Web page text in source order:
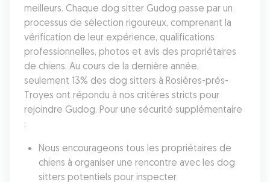
meilleurs. Chaque dog sitter Gudog passe par un
processus de sélection rigoureux, comprenant la
vérification de leur expérience, qualifications
professionnelles, photos et avis des propriétaires
de chiens. Au cours de la dernière année,
seulement 13% des dog sitters à Rosières-prés-
Troyes ont répondu à nos critères stricts pour
rejoindre Gudog. Pour une sécurité supplémentaire
:
Nous encourageons tous les propriétaires de
chiens à organiser une rencontre avec les dog
sitters potentiels pour inspecter